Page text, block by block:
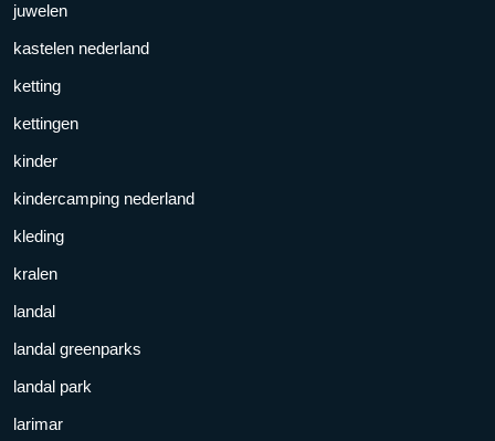
juwelen
kastelen nederland
ketting
kettingen
kinder
kindercamping nederland
kleding
kralen
landal
landal greenparks
landal park
larimar